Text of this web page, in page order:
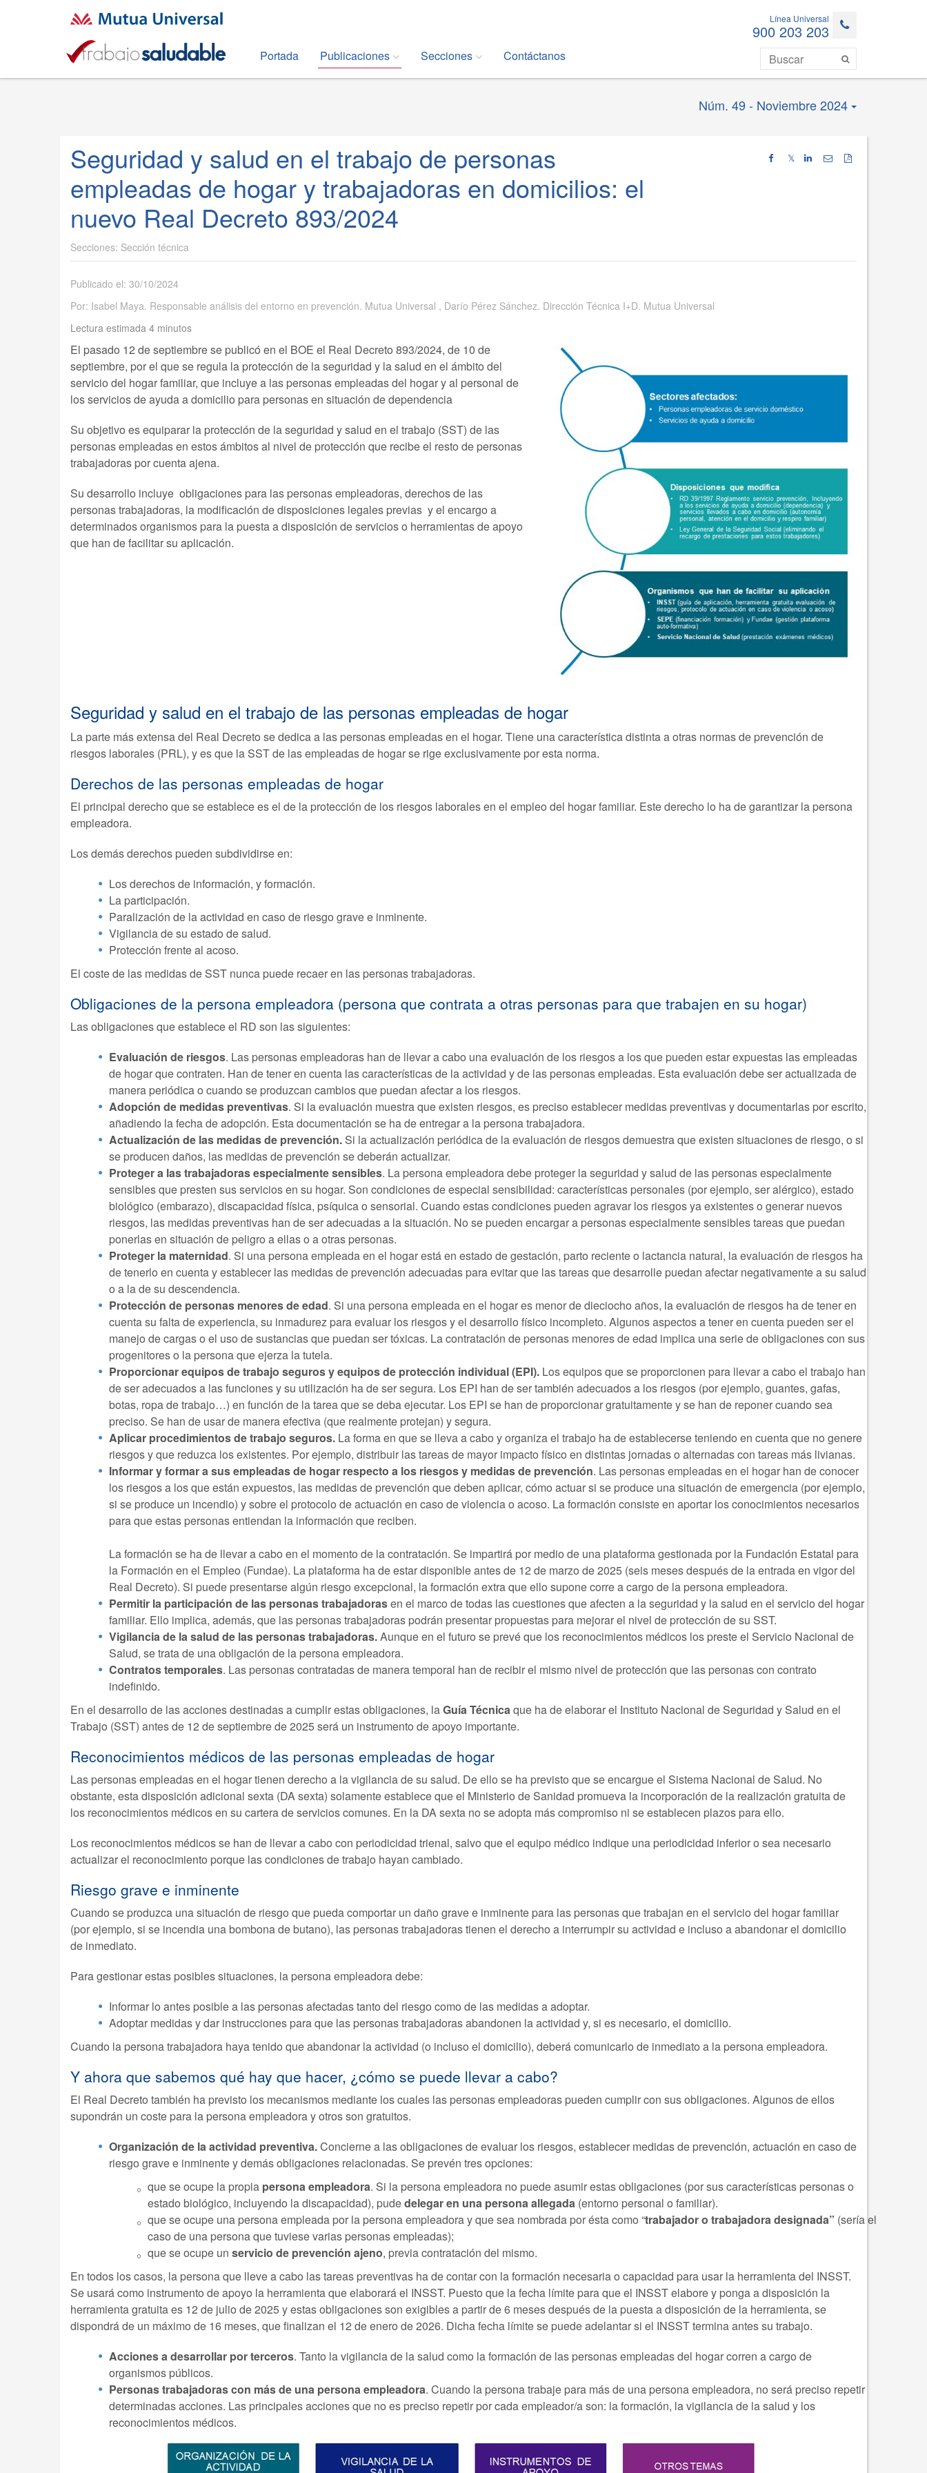
Línea Universal
900 203 203
Portada Publicaciones Secciones Contáctanos
Núm. 49 - Noviembre 2024
𝕏
Seguridad y salud en el trabajo de personas
empleadas de hogar y trabajadoras en domicilios: el
nuevo Real Decreto 893/2024
Sección técnica
Publicado el: 30/10/2024
Por: Isabel Maya. Responsable análisis del entorno en prevención. Mutua Universal , Darío Pérez Sánchez. Dirección Técnica I+D. Mutua Universal
Lectura estimada 4 minutos
El pasado 12 de septiembre se publicó en el BOE el Real Decreto 893/2024, de 10 de
septiembre, por el que se regula la protección de la seguridad y la salud en el ámbito del
servicio del hogar familiar, que incluye a las personas empleadas del hogar y al personal de
los servicios de ayuda a domicilio para personas en situación de dependencia
Su objetivo es equiparar la protección de la seguridad y salud en el trabajo (SST) de las
personas empleadas en estos ámbitos al nivel de protección que recibe el resto de personas
trabajadoras por cuenta ajena.
Su desarrollo incluye obligaciones para las personas empleadoras, derechos de las
personas trabajadoras, la modificación de disposiciones legales previas y el encargo a
determinados organismos para la puesta a disposición de servicios o herramientas de apoyo
que han de facilitar su aplicación.
Seguridad y salud en el trabajo de las personas empleadas de hogar
La parte más extensa del Real Decreto se dedica a las personas empleadas en el hogar. Tiene una característica distinta a otras normas de prevención de
riesgos laborales (PRL), y es que la SST de las empleadas de hogar se rige exclusivamente por esta norma.
Derechos de las personas empleadas de hogar
El principal derecho que se establece es el de la protección de los riesgos laborales en el empleo del hogar familiar. Este derecho lo ha de garantizar la persona
empleadora.
Los demás derechos pueden subdividirse en:
Los derechos de información, y formación.
La participación.
Paralización de la actividad en caso de riesgo grave e inminente.
Vigilancia de su estado de salud.
Protección frente al acoso.
El coste de las medidas de SST nunca puede recaer en las personas trabajadoras.
Obligaciones de la persona empleadora (persona que contrata a otras personas para que trabajen en su hogar)
Las obligaciones que establece el RD son las siguientes:
Evaluación de riesgos. Las personas empleadoras han de llevar a cabo una evaluación de los riesgos a los que pueden estar expuestas las empleadas
de hogar que contraten. Han de tener en cuenta las características de la actividad y de las personas empleadas. Esta evaluación debe ser actualizada de
manera periódica o cuando se produzcan cambios que puedan afectar a los riesgos.
Adopción de medidas preventivas. Si la evaluación muestra que existen riesgos, es preciso establecer medidas preventivas y documentarlas por escrito,
añadiendo la fecha de adopción. Esta documentación se ha de entregar a la persona trabajadora.
Actualización de las medidas de prevención. Si la actualización periódica de la evaluación de riesgos demuestra que existen situaciones de riesgo, o si
se producen daños, las medidas de prevención se deberán actualizar.
Proteger a las trabajadoras especialmente sensibles. La persona empleadora debe proteger la seguridad y salud de las personas especialmente
sensibles que presten sus servicios en su hogar. Son condiciones de especial sensibilidad: características personales (por ejemplo, ser alérgico), estado
biológico (embarazo), discapacidad física, psíquica o sensorial. Cuando estas condiciones pueden agravar los riesgos ya existentes o generar nuevos
riesgos, las medidas preventivas han de ser adecuadas a la situación. No se pueden encargar a personas especialmente sensibles tareas que puedan
ponerlas en situación de peligro a ellas o a otras personas.
Proteger la maternidad. Si una persona empleada en el hogar está en estado de gestación, parto reciente o lactancia natural, la evaluación de riesgos ha
de tenerlo en cuenta y establecer las medidas de prevención adecuadas para evitar que las tareas que desarrolle puedan afectar negativamente a su salud
o a la de su descendencia.
Protección de personas menores de edad. Si una persona empleada en el hogar es menor de dieciocho años, la evaluación de riesgos ha de tener en
cuenta su falta de experiencia, su inmadurez para evaluar los riesgos y el desarrollo físico incompleto. Algunos aspectos a tener en cuenta pueden ser el
manejo de cargas o el uso de sustancias que puedan ser tóxicas. La contratación de personas menores de edad implica una serie de obligaciones con sus
progenitores o la persona que ejerza la tutela.
Proporcionar equipos de trabajo seguros y equipos de protección individual (EPI). Los equipos que se proporcionen para llevar a cabo el trabajo han
de ser adecuados a las funciones y su utilización ha de ser segura. Los EPI han de ser también adecuados a los riesgos (por ejemplo, guantes, gafas,
botas, ropa de trabajo…) en función de la tarea que se deba ejecutar. Los EPI se han de proporcionar gratuitamente y se han de reponer cuando sea
preciso. Se han de usar de manera efectiva (que realmente protejan) y segura.
Aplicar procedimientos de trabajo seguros. La forma en que se lleva a cabo y organiza el trabajo ha de establecerse teniendo en cuenta que no genere
riesgos y que reduzca los existentes. Por ejemplo, distribuir las tareas de mayor impacto físico en distintas jornadas o alternadas con tareas más livianas.
Informar y formar a sus empleadas de hogar respecto a los riesgos y medidas de prevención. Las personas empleadas en el hogar han de conocer
los riesgos a los que están expuestos, las medidas de prevención que deben aplicar, cómo actuar si se produce una situación de emergencia (por ejemplo,
si se produce un incendio) y sobre el protocolo de actuación en caso de violencia o acoso. La formación consiste en aportar los conocimientos necesarios
para que estas personas entiendan la información que reciben.
La formación se ha de llevar a cabo en el momento de la contratación. Se impartirá por medio de una plataforma gestionada por la Fundación Estatal para
la Formación en el Empleo (Fundae). La plataforma ha de estar disponible antes de 12 de marzo de 2025 (seis meses después de la entrada en vigor del
Real Decreto). Si puede presentarse algún riesgo excepcional, la formación extra que ello supone corre a cargo de la persona empleadora.
Permitir la participación de las personas trabajadorasen el marco de todas las cuestiones que afecten a la seguridad y la salud en el servicio del hogar
familiar. Ello implica, además, que las personas trabajadoras podrán presentar propuestas para mejorar el nivel de protección de su SST.
Vigilancia de la salud de las personas trabajadoras.Aunque en el futuro se prevé que los reconocimientos médicos los preste el Servicio Nacional de
Salud, se trata de una obligación de la persona empleadora.
Contratos temporales. Las personas contratadas de manera temporal han de recibir el mismo nivel de protección que las personas con contrato
indefinido.
En el desarrollo de las acciones destinadas a cumplir estas obligaciones, laGuía Técnicaque ha de elaborar el Instituto Nacional de Seguridad y Salud en el
Trabajo (SST) antes de 12 de septiembre de 2025 será un instrumento de apoyo importante.
Reconocimientos médicos de las personas empleadas de hogar
Las personas empleadas en el hogar tienen derecho a la vigilancia de su salud. De ello se ha previsto que se encargue el Sistema Nacional de Salud. No
obstante, esta disposición adicional sexta (DA sexta) solamente establece que el Ministerio de Sanidad promueva la incorporación de la realización gratuita de
los reconocimientos médicos en su cartera de servicios comunes. En la DA sexta no se adopta más compromiso ni se establecen plazos para ello.
Los reconocimientos médicos se han de llevar a cabo con periodicidad trienal, salvo que el equipo médico indique una periodicidad inferior o sea necesario
actualizar el reconocimiento porque las condiciones de trabajo hayan cambiado.
Riesgo grave e inminente
Cuando se produzca una situación de riesgo que pueda comportar un daño grave e inminente para las personas que trabajan en el servicio del hogar familiar
(por ejemplo, si se incendia una bombona de butano), las personas trabajadoras tienen el derecho a interrumpir su actividad e incluso a abandonar el domicilio
de inmediato.
Para gestionar estas posibles situaciones, la persona empleadora debe:
Informar lo antes posible a las personas afectadas tanto del riesgo como de las medidas a adoptar.
Adoptar medidas y dar instrucciones para que las personas trabajadoras abandonen la actividad y, si es necesario, el domicilio.
Cuando la persona trabajadora haya tenido que abandonar la actividad (o incluso el domicilio), deberá comunicarlo de inmediato a la persona empleadora.
Y ahora que sabemos qué hay que hacer, ¿cómo se puede llevar a cabo?
El Real Decreto también ha previsto los mecanismos mediante los cuales las personas empleadoras pueden cumplir con sus obligaciones. Algunos de ellos
supondrán un coste para la persona empleadora y otros son gratuitos.
Organización de la actividad preventiva.Concierne a las obligaciones de evaluar los riesgos, establecer medidas de prevención, actuación en caso de
riesgo grave e inminente y demás obligaciones relacionadas. Se prevén tres opciones:
que se ocupe la propia persona empleadora. Si la persona empleadora no puede asumir estas obligaciones (por sus características personas o
estado biológico, incluyendo la discapacidad), pudedelegar en una persona allegada (entorno personal o familiar).
que se ocupe una persona empleada por la persona empleadora y que sea nombrada por ésta como “trabajador o trabajadora designada” (sería el
caso de una persona que tuviese varias personas empleadas);
que se ocupe un servicio de prevención ajeno, previa contratación del mismo.
En todos los casos, la persona que lleve a cabo las tareas preventivas ha de contar con la formación necesaria o capacidad para usar la herramienta del INSST.
Se usará como instrumento de apoyo la herramienta que elaborará el INSST. Puesto que la fecha límite para que el INSST elabore y ponga a disposición la
herramienta gratuita es 12 de julio de 2025 y estas obligaciones son exigibles a partir de 6 meses después de la puesta a disposición de la herramienta, se
dispondrá de un máximo de 16 meses, que finalizan el 12 de enero de 2026. Dicha fecha límite se puede adelantar si el INSST termina antes su trabajo.
Acciones a desarrollar por terceros. Tanto la vigilancia de la salud como la formación de las personas empleadas del hogar corren a cargo de
organismos públicos.
Personas trabajadoras con más de una persona empleadora. Cuando la persona trabaje para más de una persona empleadora, no será preciso repetir
determinadas acciones. Las principales acciones que no es preciso repetir por cada empleador/a son: la formación, la vigilancia de la salud y los
reconocimientos médicos.